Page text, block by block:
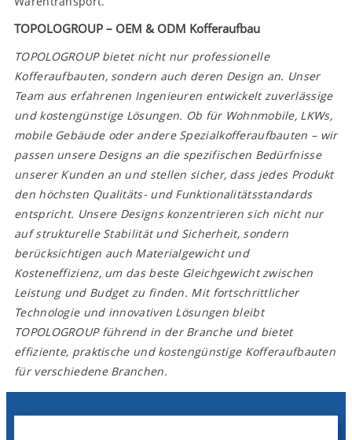
TOPOLOGROUP – OEM & ODM Kofferaufbau
TOPOLOGROUP bietet nicht nur professionelle
Kofferaufbauten, sondern auch deren Design an. Unser
Team aus erfahrenen Ingenieuren entwickelt zuverlässige
und kostengünstige Lösungen. Ob für Wohnmobile, LKWs,
mobile Gebäude oder andere Spezialkofferaufbauten – wir
passen unsere Designs an die spezifischen Bedürfnisse
unserer Kunden an und stellen sicher, dass jedes Produkt
den höchsten Qualitäts- und Funktionalitätsstandards
entspricht. Unsere Designs konzentrieren sich nicht nur
auf strukturelle Stabilität und Sicherheit, sondern
berücksichtigen auch Materialgewicht und
Kosteneffizienz, um das beste Gleichgewicht zwischen
Leistung und Budget zu finden. Mit fortschrittlicher
Technologie und innovativen Lösungen bleibt
TOPOLOGROUP führend in der Branche und bietet
effiziente, praktische und kostengünstige Kofferaufbauten
für verschiedene Branchen.